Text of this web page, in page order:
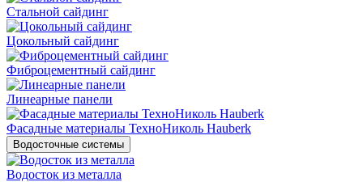
Стальной сайдинг
Цокольный сайдинг
Фиброцементный сайдинг
Линеарные панели
Фасадные материалы ТехноНиколь Hauberk
Водосточные системы
Водосток из металла